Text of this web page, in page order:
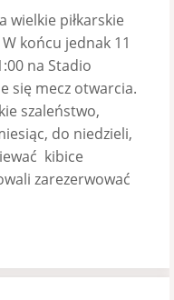
wielkie piłkarskie
końcu jednak 11
na Stadio
się mecz otwarcia.
szaleństwo,
do niedzieli,
kibice
zarezerwować